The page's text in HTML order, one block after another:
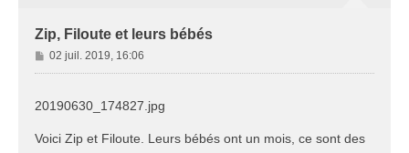
Zip, Filoute et leurs bébés
M
e
s
g
02 juil. 2019, 16:06
20190630_174827.jpg
Voici Zip et Filoute. Leurs bébés ont un mois, ce sont des